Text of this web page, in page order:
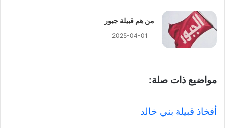
من هم قبيلة جبور
2025-04-01
مواضيع ذات صلة:
أفخاذ قبيلة بني خالد